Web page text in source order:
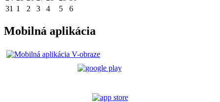
31 1 2 3 4 5 6
Mobilná aplikácia